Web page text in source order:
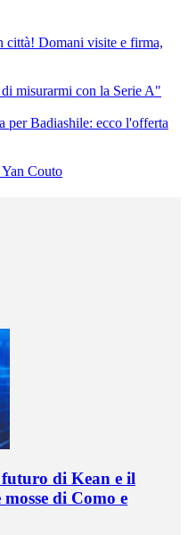
città! Domani visite e firma,
misurarmi con la Serie A"
per Badiashile: ecco l'offerta
Couto
di Kean e il
di Como e